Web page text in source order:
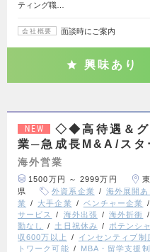
ティング職…
会社概要 面談時にご案内
興味あり
NEW
◇◆高待遇＆グ
業─急成長M&A/ス
海外営業
1500万円 ～ 2999万円
県
外資系企業 海外展開あ
業
大手企業 ベンチャー企業
サービス
海外出張 海外折衝
勤なし
土日祝休み ポテンシ
収600万以上
インセンティブ制
トワーク可能
MBA・留学支援